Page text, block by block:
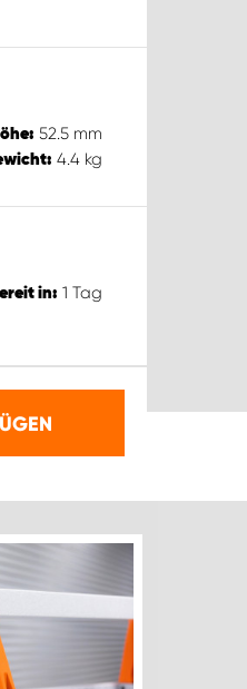
52.5 mm
4.4 kg
in: 1 Tag